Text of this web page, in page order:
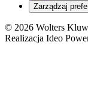
Zarządzaj
© 2026 Wolters
Realizacja Ideo